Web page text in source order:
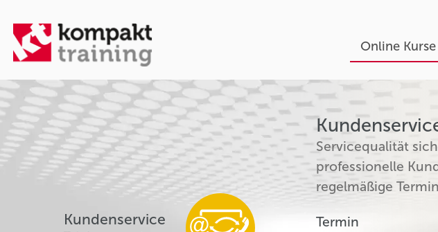
Online Kurse
Kundenservice
Servicequalität
professionelle
regelmäßige
Termin